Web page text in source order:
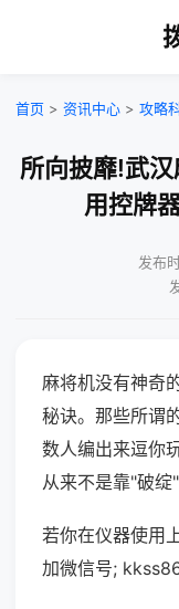
首页 > 资讯中心 > 攻略
所向披靡!武
用控牌
发布
麻将机没有神奇
秘诀。那些所谓
数人编出来逗你
从来不是靠"破绽
若你在仪器使用
加微信号;